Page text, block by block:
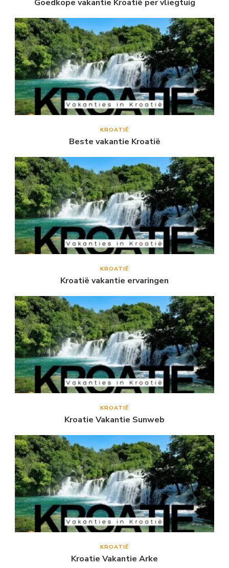
Goedkope vakantie Kroatië per vliegtuig
KROATIË
Beste vakantie Kroatië
KROATIË
Kroatië vakantie ervaringen
KROATIË
Kroatie Vakantie Sunweb
KROATIË
Kroatie Vakantie Arke